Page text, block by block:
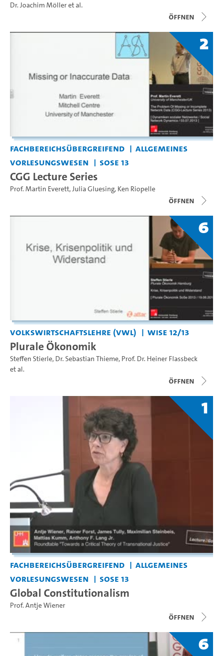
Dr. Joachim Mölleret al.
Öffnen
2
Fachbereichsübergreifend
Allgemeines
Vorlesungswesen
SoSe 13
CGG Lecture Series
Prof. Martin Everett,Julia Gluesing, Ken Riopelle
Öffnen
6
Volkswirtschaftslehre (VWL) WiSe 12/13
Plurale Ökonomik
Steffen Stierle, Dr. Sebastian Thieme, Prof. Dr. Heiner Flassbeck
et al.
Öffnen
1
Fachbereichsübergreifend
Allgemeines
Vorlesungswesen
SoSe 13
Global Constitutionalism
Prof. Antje Wiener
Öffnen
6